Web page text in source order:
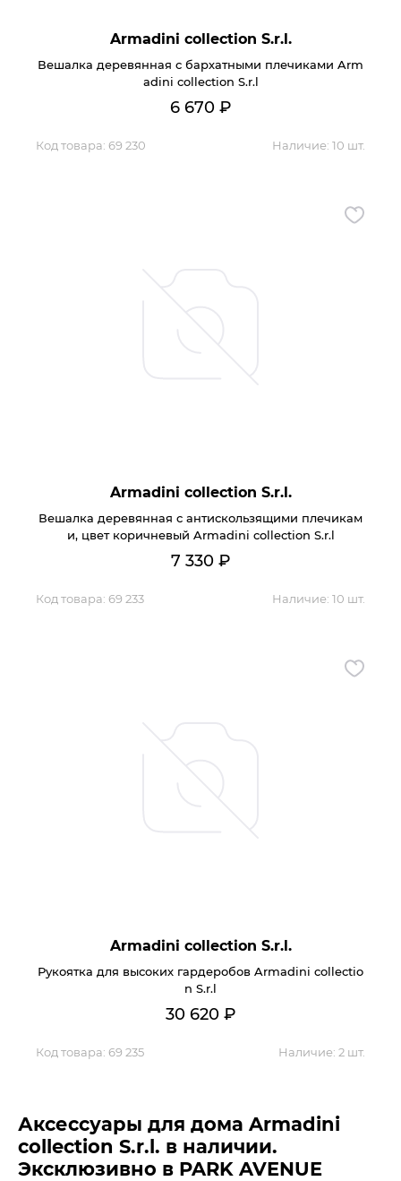
Armadini collection S.r.l.
Вешалка деревянная с бархатными плечиками Arm
adini collection S.r.l
6 670 ₽
Код товара: 69 230 Наличие: 10 шт.
Armadini collection S.r.l.
Вешалка деревянная с антискользящими плечикам
и, цвет коричневый Armadini collection S.r.l
7 330 ₽
Код товара: 69 233 Наличие: 10 шт.
Armadini collection S.r.l.
Рукоятка для высоких гардеробов Armadini collectio
n S.r.l
30 620 ₽
Код товара: 69 235 Наличие: 2 шт.
Аксессуары для дома Armadini
collection S.r.l. в наличии.
Эксклюзивно в PARK AVENUE